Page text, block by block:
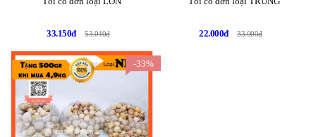
33.150đ 53.040đ 22.000đ 33.000đ
-33%